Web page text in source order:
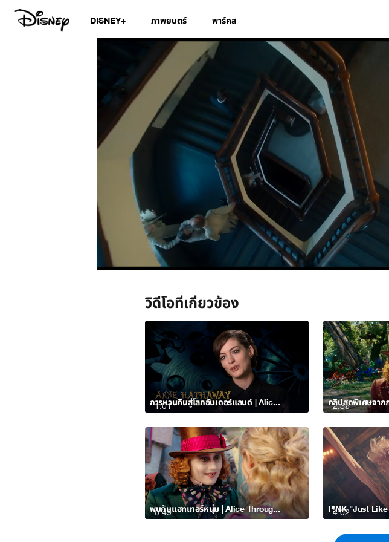
DISNEY+ ภาพยนตร์ พาร์คส
วิดีโอที่เกี่ยวข้อง
1:01 การหวนคืนสู่โลกอันเดอร์แลนด์ | Alice Through the Looking Glass | รับชมที่บ้าน 2:35
0:49 พบกับแฮทเทอร์หนุ่ม | Alice Through The Looking Glass 4:02